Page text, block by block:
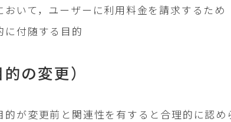
おいて，ユーザーに利用料金を請求するため
に付随する目的
の変更）
的が変更前と関連性を有すると合理的に認め